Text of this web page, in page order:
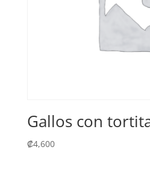
Gallos con
₡4,600